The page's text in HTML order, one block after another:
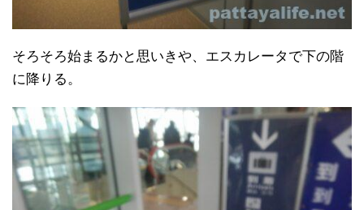
そろそろ始まるかと思いきや、エスカレータで下の階
に降りる。